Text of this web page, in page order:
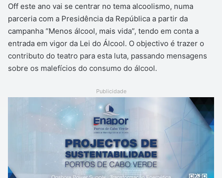
Off este ano vai se centrar no tema alcoolismo, numa
parceria com a Presidência da República a partir da
campanha “Menos álcool, mais vida”, tendo em conta a
entrada em vigor da Lei do Álcool. O objectivo é trazer o
contributo do teatro para esta luta, passando mensagens
sobre os malefícios do consumo do álcool.
Publicidade